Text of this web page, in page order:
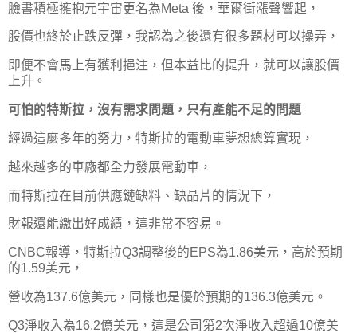
臉書積極擁抱元宇宙更名為Meta 後，華爾街漲聲響起，
股價也終於止跌反彈，我認為之後還有很多題材可以操弄，
即便不會馬上有獲利挹注，但本益比的提升，就可以讓股價
上升。
可怕的特斯拉，沒有需求問題，只有產能不足的問題
經過這麼多年的努力，特斯拉的電動車夢想總算實現，
越來越多的車廠都全力發展電動車，
而特斯拉在目前供應鏈缺料、缺晶片的情況下，
財報還能繳出好成績，這非常不容易。
CNBC報導，特斯拉Q3調整後的EPS為1.86美元，高於預期
的1.59美元，
營收為137.6億美元，同樣也是優於預期的136.3億美元。
Q3淨收入為16.2億美元，這是公司第2次淨收入超過10億美